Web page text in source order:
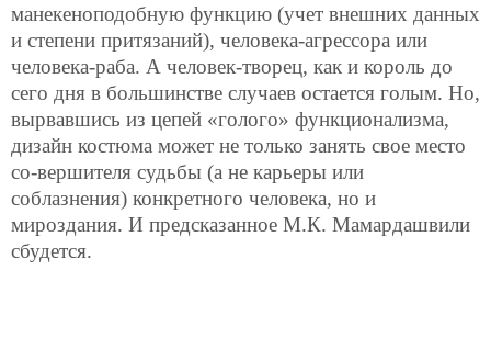
манекеноподобную функцию (учет внешних данных
и степени притязаний), человека-агрессора или
человека-раба. А человек-творец, как и король до
сего дня в большинстве случаев остается голым. Но,
вырвавшись из цепей «голого» функционализма,
дизайн костюма может не только занять свое место
со-вершителя судьбы (а не карьеры или
соблазнения) конкретного человека, но и
мироздания. И предсказанное М.К. Мамардашвили
сбудется.